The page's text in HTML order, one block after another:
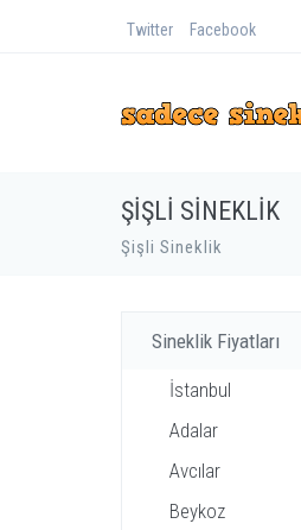
Twitter Facebook
ŞIŞLI SINEKLIK
Şişli Sineklik
Sineklik Fiyatları
İstanbul
Adalar
Avcılar
Beykoz